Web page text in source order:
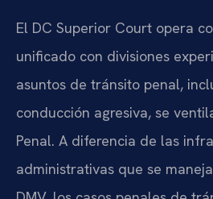
El DC Superior Court opera
unificado con divisiones
asuntos de tránsito penal,
conducción agresiva, se
Penal. A diferencia de las
administrativas que se